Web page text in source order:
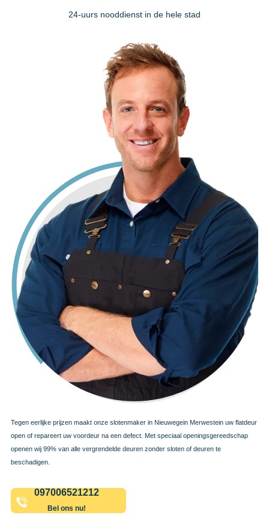
24-uurs nooddienst in de hele stad
Tegen eerlijke prijzen maakt onze slotenmaker in Nieuwegein Merwestein uw flatdeur
open of repareert uw voordeur na een defect. Met speciaal openingsgereedschap
openen wij 99% van alle vergrendelde deuren zonder sloten of deuren te
beschadigen.
097006521212
Bel ons nu!